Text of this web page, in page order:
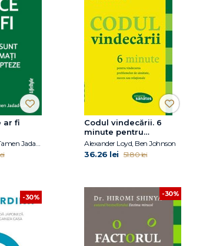
ar fi
Codul vindecării. 6
minute pentru
vindecarea
problemelor de
sănătate, succes sau
Alexander Loyd, Ben Johnson
36.26 lei 51.80 lei
-30% -30%